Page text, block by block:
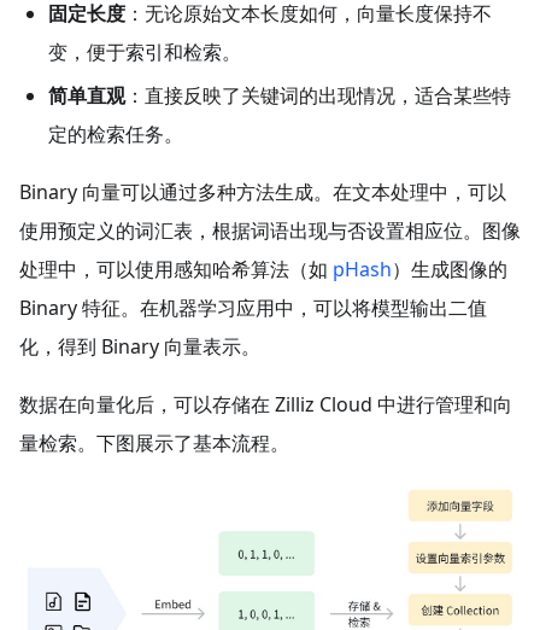
固定长度 ：无论原始文本长度如何，向量长度保持不
变，便于索引和检索。
简单直观：直接反映了关键词的出现情况，适合某些特
定的检索任务。
Binary 向量可以通过多种方法生成。在文本处理中，可以
使用预定义的词汇表，根据词语出现与否设置相应位。图像
处理中，可以使用感知哈希算法（如 pHash）生成图像的
Binary 特征。在机器学习应用中，可以将模型输出二值
化，得到 Binary 向量表示。
数据在向量化后，可以存储在 Zilliz Cloud 中进行管理和向
量检索。下图展示了基本流程。